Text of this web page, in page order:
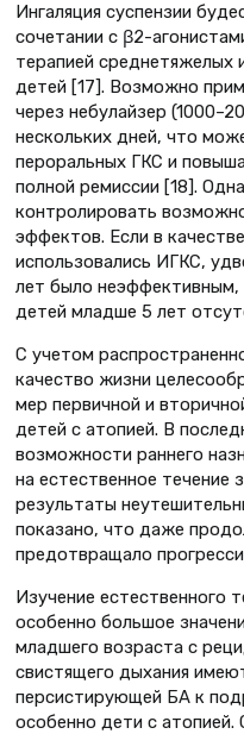
Ингаляция суспензии
сочетании с β2-
терапией среднетяжелых
детей [17]. Возможно
через небулайзер
нескольких дней, что
пероральных ГКС и
полной ремиссии [18].
контролировать
эффектов. Если в
использовались ИГКС,
лет было неэффективным,
детей младше 5 лет
С учетом
качество жизни
мер первичной и
детей с атопией. В
возможности раннего
на естественное течение
результаты
показано, что даже
предотвращало
Изучение естественного
особенно большое
младшего возраста с
свистящего дыхания
персистирующей БА к
особенно дети с